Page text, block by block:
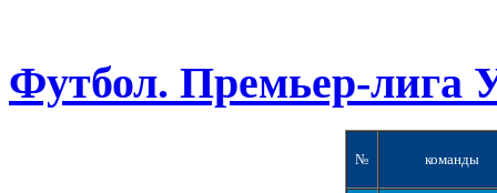
Футбол. Премьер-лига
№ команды